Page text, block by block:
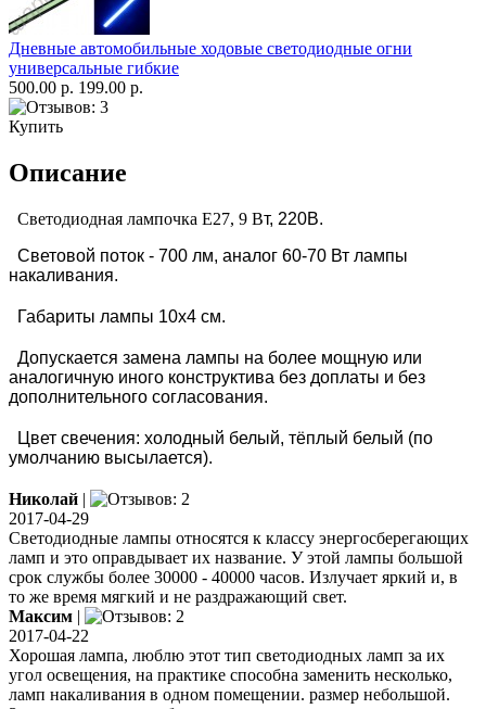
Дневные автомобильные ходовые светодиодные огни
универсальные гибкие
500.00 р. 199.00 р.
Купить
Описание
Светодиодная лампочка Е27, 9 Вт, 220В.
Световой поток - 700 лм, аналог 60-70 Вт лампы
накаливания.
Габариты лампы 10х4 см.
Допускается замена лампы на более мощную или
аналогичную иного конструктива без доплаты и без
дополнительного согласования.
Цвет свечения: холодный белый, тёплый белый (по
умолчанию высылается).
Николай |
2017-04-29
Светодиодные лампы относятся к классу энергосберегающих
ламп и это оправдывает их название. У этой лампы большой
срок службы более 30000 - 40000 часов. Излучает яркий и, в
то же время мягкий и не раздражающий свет.
Максим |
2017-04-22
Хорошая лампа, люблю этот тип светодиодных ламп за их
угол освещения, на практике способна заменить несколько,
ламп накаливания в одном помещении. размер небольшой.